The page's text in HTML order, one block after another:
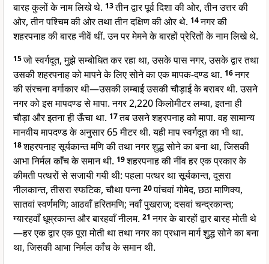
बारह कुलों के नाम लिखे थे. 13तीन द्वार पूर्व दिशा की ओर, तीन उत्तर की
ओर, तीन पश्चिम की ओर तथा तीन दक्षिण की ओर थे. 14नगर की
शहरपनाह की बारह नीवें थीं. उन पर मेमने के बारहों प्रेरितों के नाम लिखे थे.
15जो स्वर्गदूत, मुझे सम्बोधित कर रहा था, उसके पास नगर, उसके द्वार तथा
उसकी शहरपनाह को मापने के लिए सोने का एक मापक-दण्ड था. 16नगर
की संरचना वर्गाकार थी—उसकी लम्बाई उसकी चौड़ाई के बराबर थी. उसने
नगर को इस मापदण्ड से मापा. नगर 2,220 किलोमीटर लम्बा, इतना ही
चौड़ा और इतना ही ऊँचा था. 17तब उसने शहरपनाह को मापा. वह सामान्य
मानवीय मापदण्ड के अनुसार 65 मीटर थी. यही माप स्वर्गदूत का भी था.
18शहरपनाह सूर्यकान्त मणि की तथा नगर शुद्ध सोने का बना था, जिसकी
आभा निर्मल काँच के समान थी. 19शहरपनाह की नींव हर एक प्रकार के
कीमती पत्थरों से सजायी गयी थी: पहला पत्थर था सूर्यकान्त, दूसरा
नीलकान्त, तीसरा स्फटिक, चौथा पन्ना 20पांचवां गोमेद, छठा माणिक्य,
सातवां स्वर्णमणि; आठवाँ हरितमणि; नवाँ पुखराज; दसवां चन्द्रकान्त;
ग्यारहवाँ धूम्रकान्त और बारहवाँ नीलम. 21नगर के बारहों द्वार बारह मोती थे
—हर एक द्वार एक पूरा मोती था तथा नगर का प्रधान मार्ग शुद्ध सोने का बना
था, जिसकी आभा निर्मल काँच के समान थी.